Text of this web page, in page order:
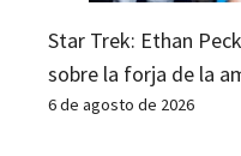
Star Trek: Ethan
sobre la forja de la
6 de agosto de 2026